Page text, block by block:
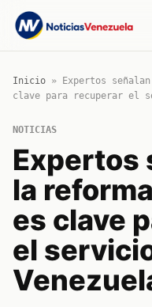
Inicio »
Expertos
clave para recuperar el
NOTICIAS
Expertos
la
es clave
el